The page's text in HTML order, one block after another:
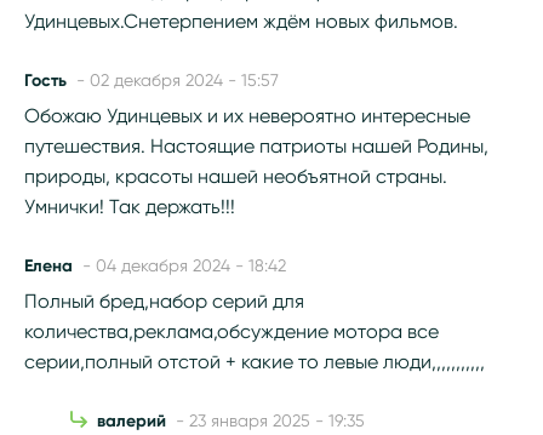
Удинцевых.Снетерпением ждём новых фильмов.
Гость - 02 декабря 2024 - 15:57
Обожаю Удинцевых и их невероятно интересные
путешествия. Настоящие патриоты нашей Родины,
природы, красоты нашей необъятной страны.
Умнички! Так держать!!!
Елена - 04 декабря 2024 - 18:42
Полный бред,набор серий для
количества,реклама,обсуждение мотора все
серии,полный отстой + какие то левые люди,,,,,,,,,,,
валерий - 23 января 2025 - 19:35